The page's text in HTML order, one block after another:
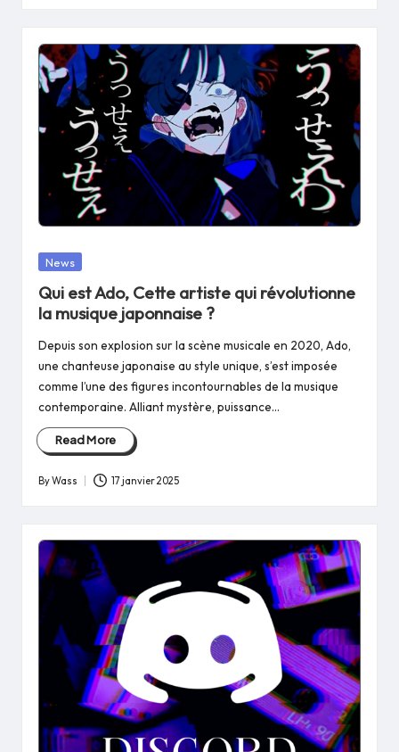
Posted
News
Qui est Ado, Cette artiste qui révolutionne
la musique japonnaise ?
Depuis son explosion sur la scène musicale en 2020, Ado,
une chanteuse japonaise au style unique, s’est imposée
comme l’une des figures incontournables de la musique
contemporaine. Alliant mystère, puissance…
Read More
Posted
ByWass 17 janvier 2025